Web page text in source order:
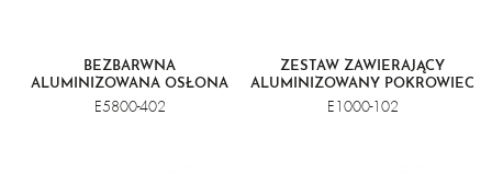
BEZBARWNA
ALUMINIZOWANA OSŁONA
TWARZY
E5800-402
ZESTAW ZAWIERAJĄCY
ALUMINIZOWANY POKROWIEC
+ HEŁM + ZŁOTĄ OSŁONĘ
E1000-102